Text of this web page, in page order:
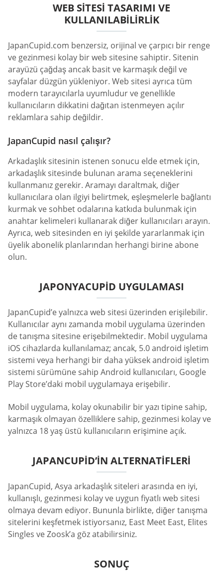
WEB SITESI TASARIMI VE
KULLANILABILIRLIK
JapanCupid.com benzersiz, orijinal ve çarpıcı bir renge
ve gezinmesi kolay bir web sitesine sahiptir. Sitenin
arayüzü çağdaş ancak basit ve karmaşık değil ve
sayfalar düzgün yükleniyor. Web sitesi ayrıca tüm
modern tarayıcılarla uyumludur ve genellikle
kullanıcıların dikkatini dağıtan istenmeyen açılır
reklamlara sahip değildir.
JapanCupid nasıl çalışır?
Arkadaşlık sitesinin istenen sonucu elde etmek için,
arkadaşlık sitesinde bulunan arama seçeneklerini
kullanmanız gerekir. Aramayı daraltmak, diğer
kullanıcılara olan ilgiyi belirtmek, eşleşmelerle bağlantı
kurmak ve sohbet odalarına katkıda bulunmak için
anahtar kelimeleri kullanarak diğer kullanıcıları arayın.
Ayrıca, web sitesinden en iyi şekilde yararlanmak için
üyelik abonelik planlarından herhangi birine abone
olun.
JAPONYACUPID UYGULAMASI
JapanCupid’e yalnızca web sitesi üzerinden erişilebilir.
Kullanıcılar aynı zamanda mobil uygulama üzerinden
de tanışma sitesine erişebilmektedir. Mobil uygulama
iOS cihazlarda kullanılamaz; ancak, 5.0 android işletim
sistemi veya herhangi bir daha yüksek android işletim
sistemi sürümüne sahip Android kullanıcıları, Google
Play Store’daki mobil uygulamaya erişebilir.
Mobil uygulama, kolay okunabilir bir yazı tipine sahip,
karmaşık olmayan özelliklere sahip, gezinmesi kolay ve
yalnızca 18 yaş üstü kullanıcıların erişimine açık.
JAPANCUPID’IN ALTERNATIFLERI
JapanCupid, Asya arkadaşlık siteleri arasında en iyi,
kullanışlı, gezinmesi kolay ve uygun fiyatlı web sitesi
olmaya devam ediyor. Bununla birlikte, diğer tanışma
sitelerini keşfetmek istiyorsanız, East Meet East, Elites
Singles ve Zoosk’a göz atabilirsiniz.
SONUÇ